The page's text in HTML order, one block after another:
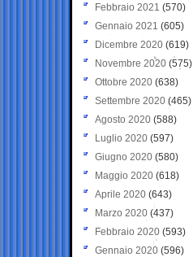
Febbraio 2021 (570)
Gennaio 2021 (605)
Dicembre 2020 (619)
Novembre 2020 (575)
Ottobre 2020 (638)
Settembre 2020(465)
Agosto 2020 (588)
Luglio 2020 (597)
Giugno 2020 (580)
Maggio 2020 (618)
Aprile 2020 (643)
Marzo 2020 (437)
Febbraio 2020 (593)
Gennaio 2020 (596)